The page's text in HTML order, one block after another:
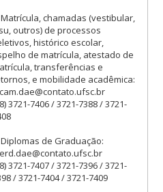
Matrícula, chamadas (vestibular,
outros) de processos
histórico escolar,
de matrícula, atestado de
transferências e
e mobilidade acadêmica:
3721-7406 / 3721-7388 / 3721-
Diplomas de Graduação:
3721-7407 / 3721-7396 / 3721-
/ 3721-7404 / 3721-7409